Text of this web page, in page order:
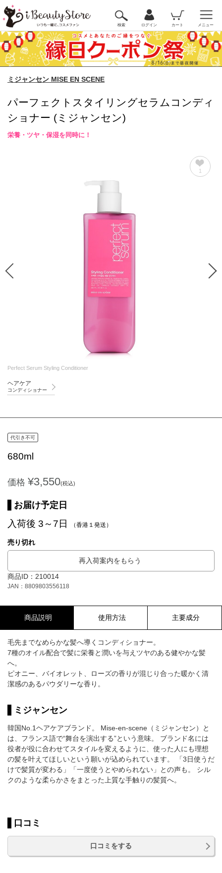
検索 ログイン カート メニュー
ミジャンセン MISE EN SCENE
パーフェクトスタイリングセラムコンディ
ショナー (ミジャンセン)
栄養・ツヤ・保湿を同時に！
1
Perfect Serum Styling Conditioner
ヘアケア
コンディショナー
代引き不可
680ml
価格 ¥3,550(税込)
お届け予定日
入荷後 3～7日 （香港１発送）
売り切れ
再入荷案内をもらう
商品ID：210014
JAN：8809803556118
商品説明 使用方法 主要成分
毛先までなめらかな髪へ導くコンディショナー。
7種のオイル配合で髪に栄養と潤いを与えツヤのある健やかな髪
へ。
ピオニー、バイオレット、ローズの香りが混じり合った暖かく清
潔感のあるパウダリーな香り。
ミジャンセン
韓国No.1ヘアケアブランド。 Mise-en-scene（ミジャンセン）と
は、フランス語で“舞台を演出する”という意味。 ブランド名には
役者が役に合わせてスタイルを変えるように、使った人にも理想
の髪を叶えてほしいという願いが込められています。 「3日使うだ
けで髪質が変わる」「一度使うとやめられない」との声も。 シル
クのような柔らかさをまとった上質な手触りの髪質へ。
口コミ
口コミをする